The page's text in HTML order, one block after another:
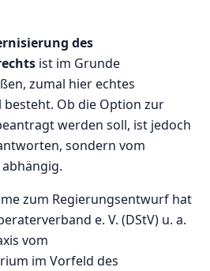
des
ist im Grunde
zumal hier echtes
Ob die Option zur
werden soll, ist jedoch
sondern vom
abhängig.
zum Regierungsentwurf hat
e. V. (DStV) u. a.
vom
im Vorfeld des